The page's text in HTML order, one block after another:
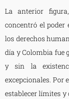
La anterior
concentró el poder
los derechos
día y Colombia fue
y sin la
excepcionales. Por
establecer límites y